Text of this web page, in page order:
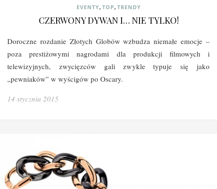
EVENTY, TOP, TRENDY
CZERWONY DYWAN I… NIE TYLKO!
Doroczne rozdanie Złotych Globów wzbudza niemałe emocje –
poza prestiżowymi nagrodami dla produkcji filmowych i
telewizyjnych, zwycięzców gali zwykle typuje się jako
„pewniaków” w wyścigów po Oscary.
14 stycznia 2015